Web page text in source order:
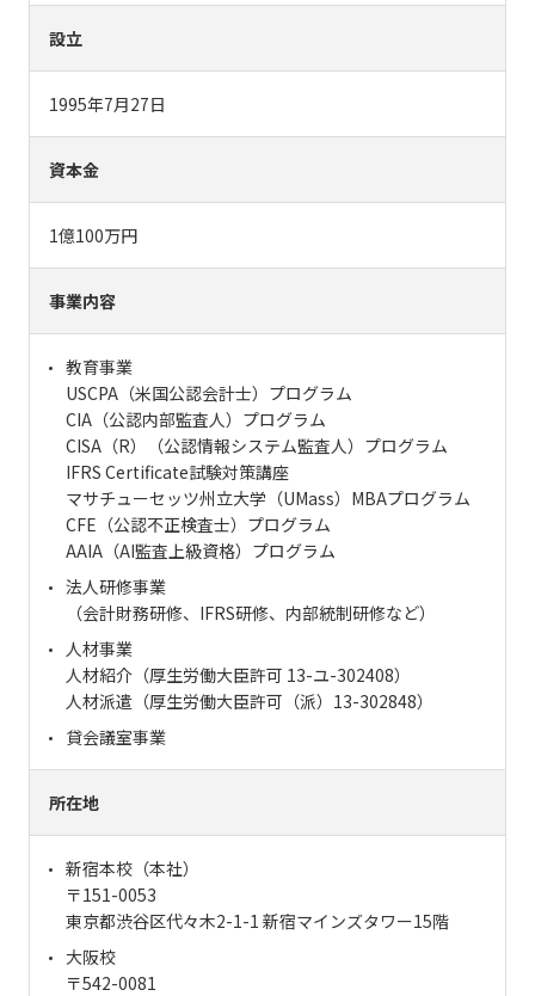
設立
1995年7月27日
資本金
1億100万円
事業内容
教育事業
USCPA（米国公認会計士）プログラム
CIA（公認内部監査人）プログラム
CISA（R）（公認情報システム監査人）プログラム
IFRS Certificate試験対策講座
マサチューセッツ州立大学（UMass）MBAプログラム
CFE（公認不正検査士）プログラム
AAIA（AI監査上級資格）プログラム
法人研修事業
（会計財務研修、IFRS研修、内部統制研修など）
人材事業
人材紹介（厚生労働大臣許可 13-ユ-302408）
人材派遣（厚生労働大臣許可（派）13-302848）
貸会議室事業
所在地
新宿本校（本社）
〒151-0053
東京都渋谷区代々木2-1-1 新宿マインズタワー15階
大阪校
〒542-0081